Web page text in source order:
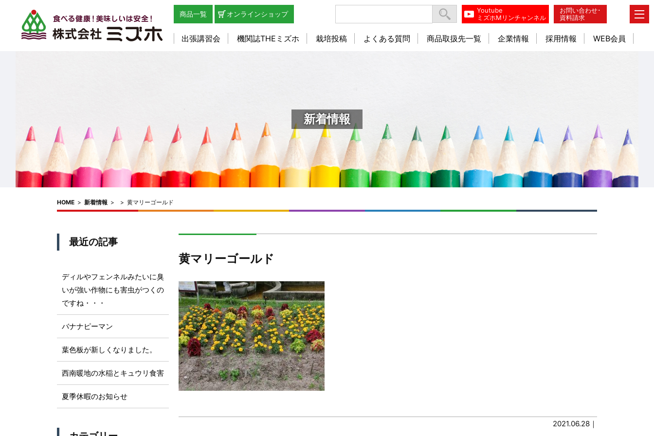
お問い合わせ･
資料請求
Youtube
ミズホMリンチャンネル
商品一覧 オンラインショップ
出張講習会 機関誌THEミズホ 栽培投稿 よくある質問 商品取扱先一覧 企業情報 採用情報 WEB会員
新着情報
HOME > 新着情報 > > 黄マリーゴールド
黄マリーゴールド
2021.06.28｜
最近の記事
ディルやフェンネルみたいに臭
いが強い作物にも害虫がつくの
ですね・・・
バナナピーマン
葉色板が新しくなりました。
西南暖地の水稲とキュウリ食害
夏季休暇のお知らせ